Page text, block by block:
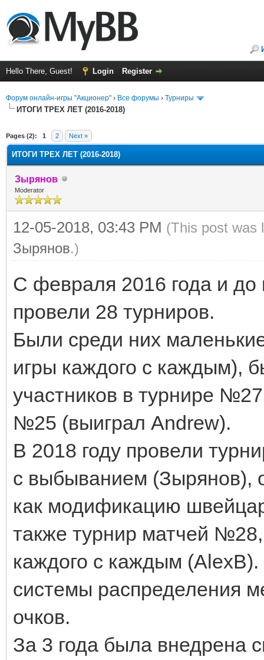
Hello There, Guest! Login Register
Форум онлайн-игры "Акционер" › Все форумы › Турниры
ИТОГИ ТРЕХ ЛЕТ (2016-2018)
Pages (2): 1 2 Next »
ИТОГИ ТРЕХ ЛЕТ (2016-2018)
Зырянов
Moderator
12-05-2018, 03:43 PM (This post was
Зырянов.)
С февраля 2016 года и до
провели 28 турниров.
Были среди них
игры каждого с каждым),
участников в турнире
№25 (выиграл Andrew).
В 2018 году провели
с выбыванием (Зырянов),
как модификацию
также турнир матчей
каждого с каждым
системы распределения
очков.
За 3 года была внедрена